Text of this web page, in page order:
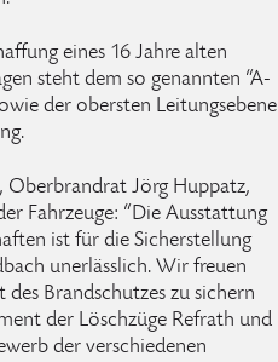
eines 16 Jahre alten
steht dem so genannten “A-
der obersten Leitungsebene
Oberbrandrat Jörg Huppatz,
Fahrzeuge: “Die Ausstattung
ist für die Sicherstellung
unerlässlich. Wir freuen
Brandschutzes zu sichern
der Löschzüge Refrath und
der verschiedenen